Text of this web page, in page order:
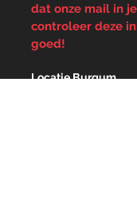
dat onze mail in
controleer deze
goed!
Locatie Burgum